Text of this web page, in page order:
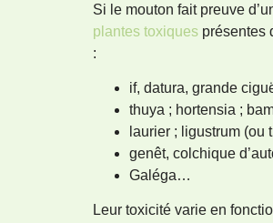
Si le mouton fait preuve
plantes toxiques présentes
:
if, datura, grande
thuya ; hortensia ;
laurier ; ligustrum (ou
genêt, colchique
Galéga…
Leur toxicité varie en